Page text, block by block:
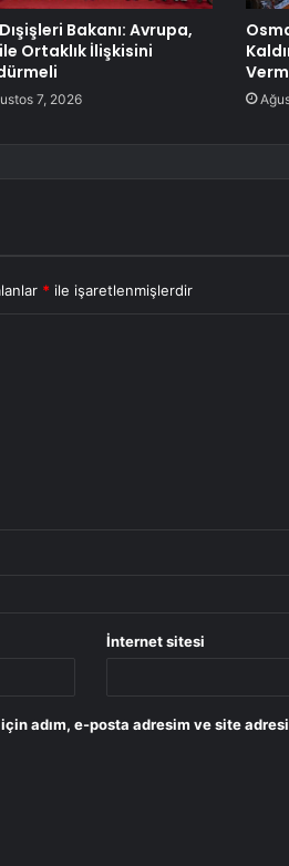
Bakanı: Avrupa,
Ortaklık İlişkisini
7, 2026
* ile işaretlenmişlerdir
İnternet sitesi
adım, e-posta adresim ve site